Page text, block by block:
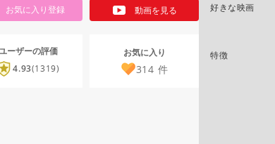
お気に入り登録 動画を見る
ーザーの評価
4.93(1319)
お気に入り
314 件
好きな映画
特徴